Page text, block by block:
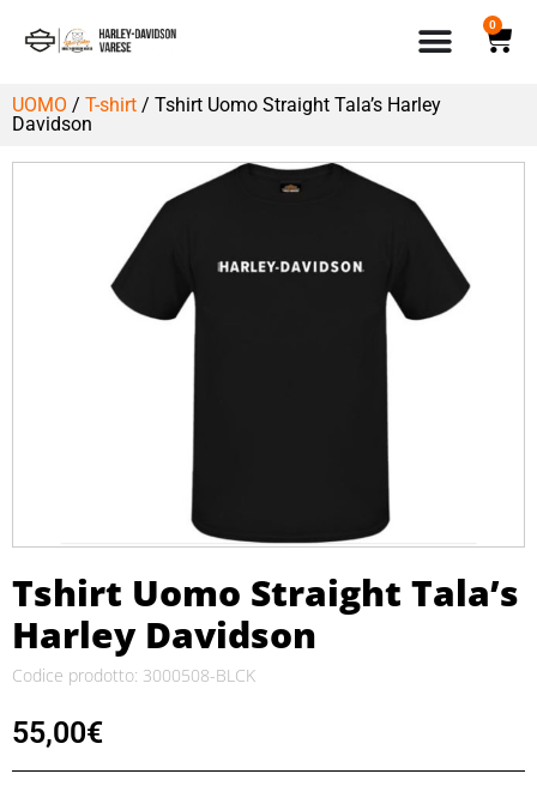
0
UOMO / T-shirt / Tshirt Uomo Straight Tala’s Harley
Davidson
Tshirt Uomo Straight Tala’s
Harley Davidson
Codice prodotto: 3000508-BLCK
55,00€